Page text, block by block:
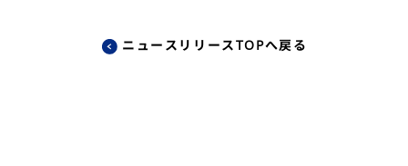
ニュースリリースTOPへ戻る